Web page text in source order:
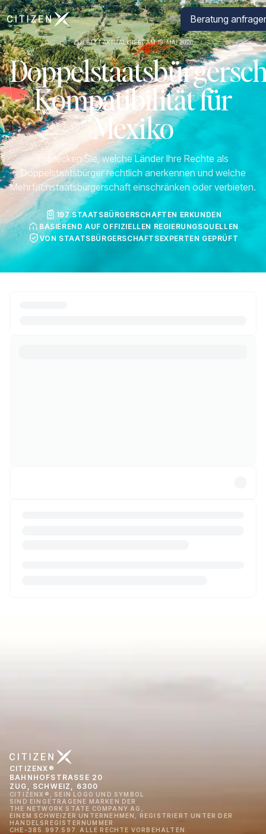
Zur Startseite von CitizenX Beratung
ZULETZT AKTUALISIERT AM 19. MAI 2026
Kompatibilität für
Mexiko
Entdecken Sie, welche Länder Ihre Rechte als
Doppelstaatsbürger rechtlich anerkennen und welche
Mehrfachstaatsbürgerschaft einschränken oder verbieten.
197 STAATSBÜRGERSCHAFTEN ERKUNDEN
BASIEREND AUF OFFIZIELLEN REGIERUNGSQUELLEN
VON STAATSBÜRGERSCHAFTSEXPERTEN GEPRÜFT
CITIZENX®
BAHNHOFSTRASSE 20
ZUG, SCHWEIZ, 6300
CITIZENX®, SEIN LOGO UND SYMBOL
SIND EINGETRAGENE MARKEN DER
THE NETWORK STATE COMPANY AG,
EINEM SCHWEIZER UNTERNEHMEN, REGISTRIERT UNTER DER
HANDELSREGISTERNUMMER
CHE-385.997.597. ALLE RECHTE VORBEHALTEN.